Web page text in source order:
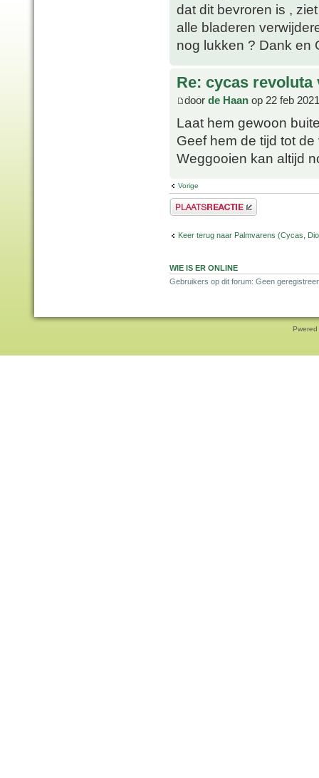
dat dit bevroren is ,
alle bladeren
nog lukken ? Dank en
Re: cycas revoluta
door de Haan op 22 feb
Laat hem gewoon
Geef hem de tijd tot
Weggooien kan altijd
Vorige
Plaats een reactie
Keer terug naar Palmvarens (Cycas,
WIE IS ER ONLINE
Gebruikers op dit forum: Geen